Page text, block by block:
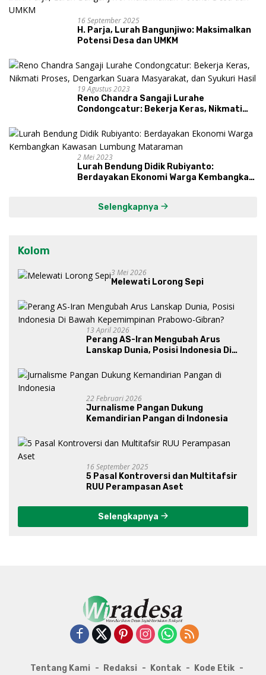
16 September 2025
H. Parja, Lurah Bangunjiwo: Maksimalkan
Potensi Desa dan UMKM
19 Agustus 2023
Reno Chandra Sangaji Lurahe
Condongcatur: Bekerja Keras, Nikmati
dan Syukuri Hasil
2 Mei 2023
Lurah Bendung Didik Rubiyanto:
Berdayakan Ekonomi Warga Kembangkan
Selengkapnya
Kolom
3 Mei 2026
Melewati Lorong Sepi
13 April 2026
Perang AS-Iran Mengubah Arus
Lanskap Dunia, Posisi Indonesia Di
Gibran?
22 Februari 2026
Jurnalisme Pangan Dukung
Kemandirian Pangan di Indonesia
16 September 2025
5 Pasal Kontroversi dan Multitafsir
RUU Perampasan Aset
Selengkapnya
Tentang Kami Redaksi Kontak Kode Etik